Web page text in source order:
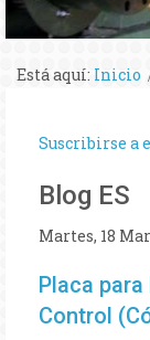
Está aquí: Inicio
Suscribirse a
Blog ES
Martes, 18
Placa
Control